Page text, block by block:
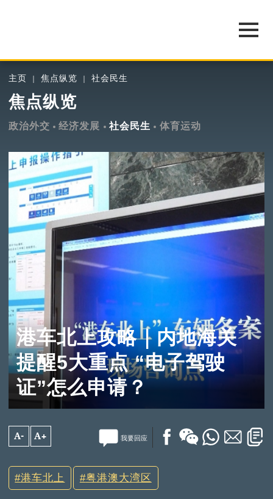
主页 焦点纵览 社会民生
焦点纵览
政治外交 经济发展 社会民生 体育运动
港车北上攻略｜内地海关
提醒5大重点 “电子驾驶
证”怎么申请？
A- A+ 我要回应
港车北上 粤港澳大湾区